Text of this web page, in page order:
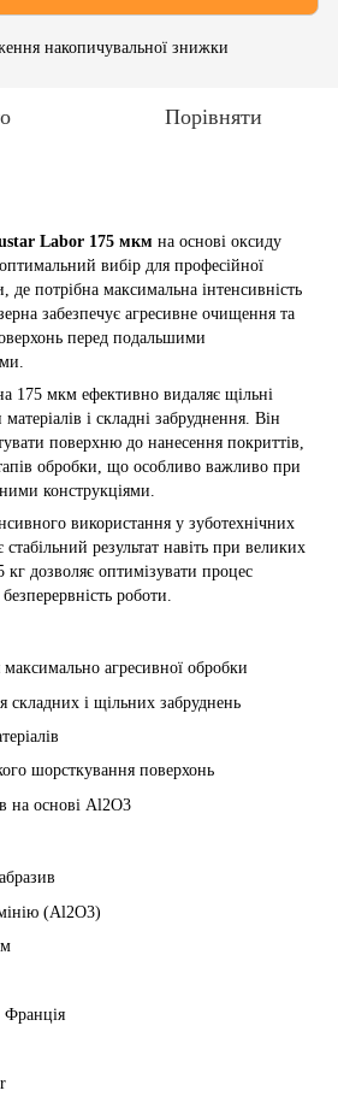
накопичувальної знижки
Порівняти
Labor 175 мкм на основі оксиду
вибір для професійної
де потрібна максимальна інтенсивність
забезпечує агресивне очищення та
перед подальшими
175 мкм ефективно видаляє щільні
і складні забруднення. Він
поверхню до нанесення покриттів,
обробки, що особливо важливо при
конструкціями.
використання у зуботехнічних
стабільний результат навіть при великих
кг дозволяє оптимізувати процес
роботи.
агресивної обробки
складних і щільних забруднень
шорсткування поверхонь
на основі Al2O3
(Al2O3)
Франція